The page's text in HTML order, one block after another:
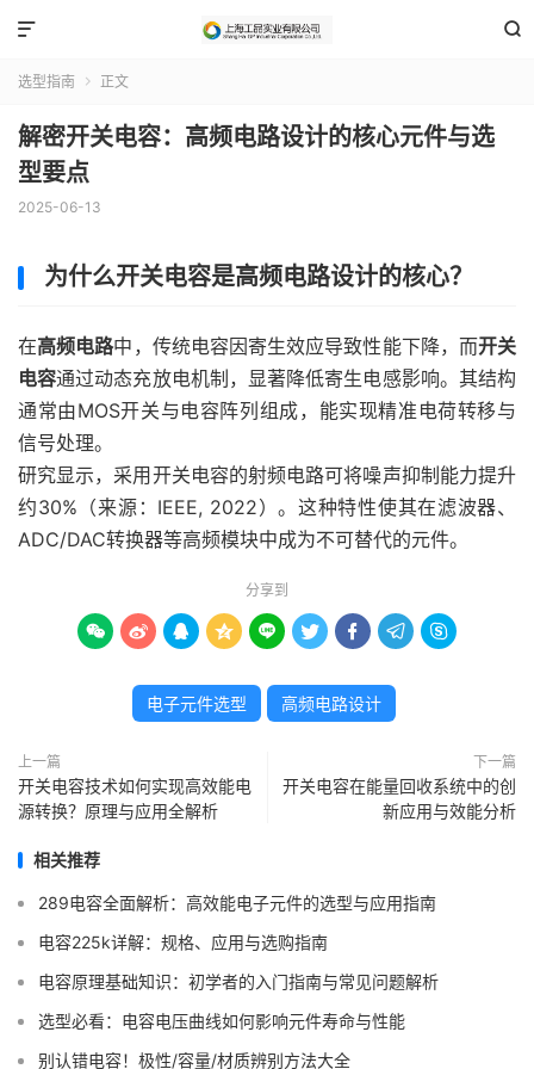


选型指南  正文
解密开关电容：高频电路设计的核心元件与选
型要点
2025-06-13
为什么开关电容是高频电路设计的核心？
在高频电路中，传统电容因寄生效应导致性能下降，而开关
电容通过动态充放电机制，显著降低寄生电感影响。其结构
通常由MOS开关与电容阵列组成，能实现精准电荷转移与
信号处理。
研究显示，采用开关电容的射频电路可将噪声抑制能力提升
约30%（来源：IEEE, 2022）。这种特性使其在滤波器、
ADC/DAC转换器等高频模块中成为不可替代的元件。
分享到
        
电子元件选型 高频电路设计
上一篇
开关电容技术如何实现高效能电
源转换？原理与应用全解析
下一篇
开关电容在能量回收系统中的创
新应用与效能分析
相关推荐
289电容全面解析：高效能电子元件的选型与应用指南
电容225k详解：规格、应用与选购指南
电容原理基础知识：初学者的入门指南与常见问题解析
选型必看：电容电压曲线如何影响元件寿命与性能
别认错电容！极性/容量/材质辨别方法大全